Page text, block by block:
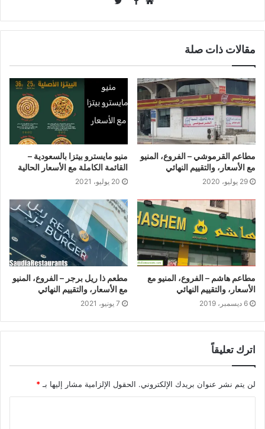
مقالات ذات صلة
مطاعم القرموشي – الفروع، المنيو
مع الأسعار، والتقييم النهائي
29 يوليو، 2020
منيو مايسترو بيتزا بالسعودية –
القائمة الكاملة مع الأسعار الحالية
20 يوليو، 2021
مطاعم هاشم – الفروع، المنيو مع
الأسعار، والتقييم النهائي
6 ديسمبر، 2019
مطعم ذا ريل برجر – الفروع، المنيو
مع الأسعار، والتقييم النهائي
7 يونيو، 2021
اترك تعليقاً
لن يتم نشر عنوان بريدك الإلكتروني. الحقول الإلزامية مشار إليها بـ *